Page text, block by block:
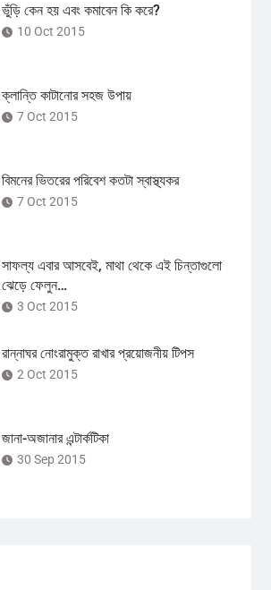
ভুঁড়ি কেন হয় এবং কমাবেন কি করে?
10 Oct 2015
ক্লান্তি কাটানোর সহজ উপায়
7 Oct 2015
বিমনের ভিতরের পরিবেশ কতটা স্বাস্থ্যকর
7 Oct 2015
সাফল্য এবার আসবেই, মাথা থেকে এই চিন্তাগুলো
ঝেড়ে ফেলুন…
3 Oct 2015
রান্নাঘর নোংরামুক্ত রাখার প্রয়োজনীয় টিপস
2 Oct 2015
জানা-অজানার এন্টার্কটিকা
30 Sep 2015